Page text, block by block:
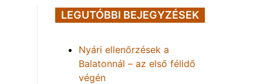
LEGUTÓBBI BEJEGYZÉSEK
Nyári ellenőrzések a
Balatonnál – az első félidő
végén